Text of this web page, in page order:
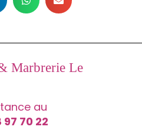
Marbrerie Le
au
97 70 22